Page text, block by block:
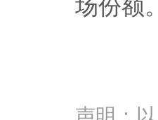
场份额